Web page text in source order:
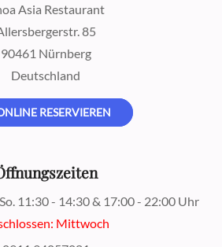
Asia Restaurant
85
90461 Nürnberg
Deutschland
RESERVIEREN
So. 11:30 - 14:30 & 17:00 - 22:00 Uhr
Mittwoch